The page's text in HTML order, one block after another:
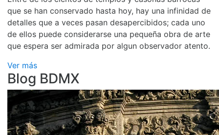
que se han conservado hasta hoy, hay una infinidad de
detalles que a veces pasan desapercibidos; cada uno
de ellos puede considerarse una pequeña obra de arte
que espera ser admirada por algun observador atento.
Ver más
Blog BDMX